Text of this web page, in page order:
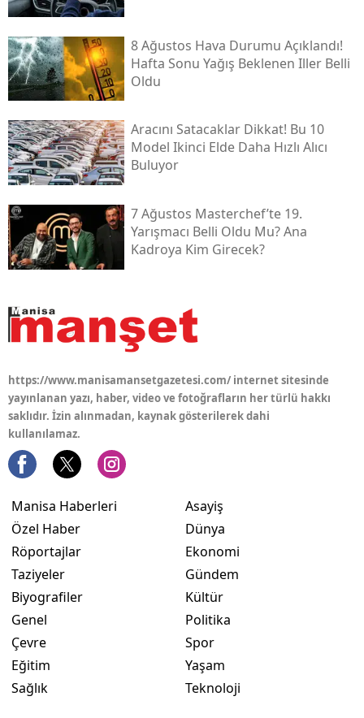
8 Ağustos Hava Durumu Açıklandı!
Hafta Sonu Yağış Beklenen Iller Belli
Oldu
Aracını Satacaklar Dikkat! Bu 10
Model Ikinci Elde Daha Hızlı Alıcı
Buluyor
7 Ağustos Masterchef’te 19.
Yarışmacı Belli Oldu Mu? Ana
Kadroya Kim Girecek?
https://www.manisamansetgazetesi.com/ internet sitesinde
yayınlanan yazı, haber, video ve fotoğrafların her türlü hakkı
saklıdır. İzin alınmadan, kaynak gösterilerek dahi
kullanılamaz.
Manisa Haberleri
Özel Haber
Röportajlar
Taziyeler
Biyografiler
Genel
Çevre
Eğitim
Sağlık
Asayiş
Dünya
Ekonomi
Gündem
Kültür
Politika
Spor
Yaşam
Teknoloji